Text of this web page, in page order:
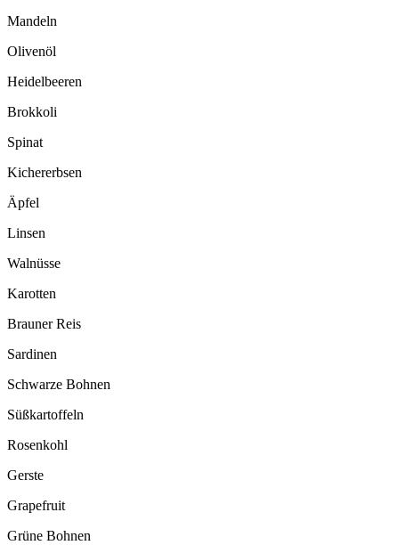
Mandeln
Olivenöl
Heidelbeeren
Brokkoli
Spinat
Kichererbsen
Äpfel
Linsen
Walnüsse
Karotten
Brauner Reis
Sardinen
Schwarze Bohnen
Süßkartoffeln
Rosenkohl
Gerste
Grapefruit
Grüne Bohnen